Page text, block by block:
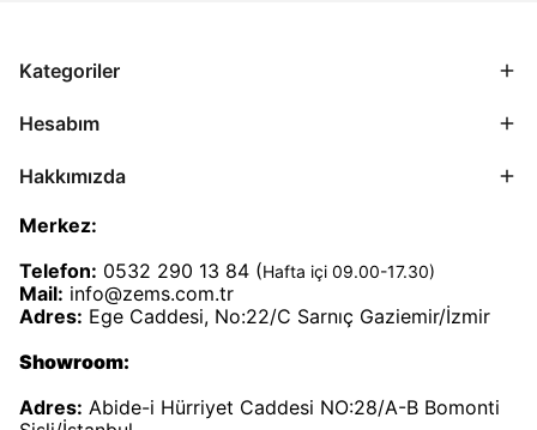
Kategoriler
Hesabım
Hakkımızda
Merkez:
Telefon: 0532 290 13 84 (Hafta içi 09.00-17.30)
Mail: info@zems.com.tr
Adres: Ege Caddesi, No:22/C Sarnıç Gaziemir/İzmir
Showroom:
Adres: Abide-i Hürriyet Caddesi NO:28/A-B Bomonti